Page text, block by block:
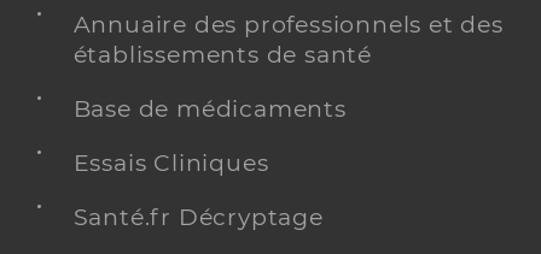
Annuaire des professionnels et des
établissements de santé
Base de médicaments
Essais Cliniques
Santé.fr Décryptage